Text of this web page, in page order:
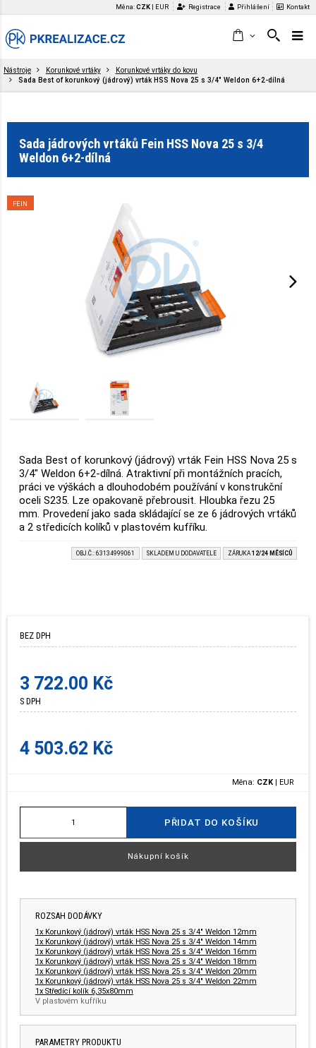
Měna:CZK EUR Registrace Přihlášení Kontakt
Nástroje Korunkové vrtáky
Korunkové vrtáky do kovu
Sada Best of korunkový (jádrový) vrták HSS Nova 25 s 3/4" Weldon 6+2-dílná
Sada jádrových vrtáků Fein HSS Nova 25 s 3/4
Weldon 6+2-dílná
FEIN
Sada Best of korunkový (jádrový) vrták Fein HSS Nova 25 s
3/4" Weldon 6+2-dílná. Atraktivní při montážních pracích,
práci ve výškách a dlouhodobém používání v konstrukční
oceli S235. Lze opakovaně přebrousit. Hloubka řezu 25
mm. Provedení jako sada skládající se ze 6 jádrových vrtáků
a 2 středicích kolíků v plastovém kufříku.
OBJ.Č.: 63134999061 SKLADEM U DODAVATELE ZÁRUKA 12/24 MĚSÍCŮ
BEZ DPH
3 722.00 Kč
S DPH
4 503.62 Kč
Měna: CZK | EUR
PŘIDAT DO KOŠÍKU
Nákupní košík
ROZSAH DODÁVKY
1x Korunkový (jádrový) vrták HSS Nova 25 s 3/4" Weldon 12mm
1x Korunkový (jádrový) vrták HSS Nova 25 s 3/4" Weldon 14mm
1x Korunkový (jádrový) vrták HSS Nova 25 s 3/4" Weldon 16mm
1x Korunkový (jádrový) vrták HSS Nova 25 s 3/4" Weldon 18mm
1x Korunkový (jádrový) vrták HSS Nova 25 s 3/4" Weldon 20mm
1x Korunkový (jádrový) vrták HSS Nova 25 s 3/4" Weldon 22mm
1x Středící kolík 6,35x80mm
V plastovém kufříku
PARAMETRY PRODUKTU